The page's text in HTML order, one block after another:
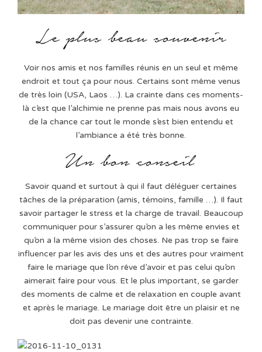
Voir nos amis et nos familles réunis en un seul et même
endroit et tout ça pour nous. Certains sont même venus
de très loin (USA, Laos …). La crainte dans ces moments-
là c’est que l’alchimie ne prenne pas mais nous avons eu
de la chance car tout le monde s’est bien entendu et
l’ambiance a été très bonne.
Savoir quand et surtout à qui il faut déléguer certaines
tâches de la préparation (amis, témoins, famille …). Il faut
savoir partager le stress et la charge de travail. Beaucoup
communiquer pour s’assurer qu’on a les même envies et
qu’on a la même vision des choses. Ne pas trop se faire
influencer par les avis des uns et des autres pour vraiment
faire le mariage que l’on rêve d’avoir et pas celui qu’on
aimerait faire pour vous. Et le plus important, se garder
des moments de calme et de relaxation en couple avant
et après le mariage. Le mariage doit être un plaisir et ne
doit pas devenir une contrainte.